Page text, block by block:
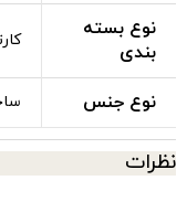
نوع بسته
بندی
نوع جنس
نظرات